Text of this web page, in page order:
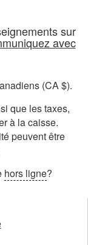
sur
avec
(CA $).
que les taxes,
à la caisse.
peuvent être
hors ligne?